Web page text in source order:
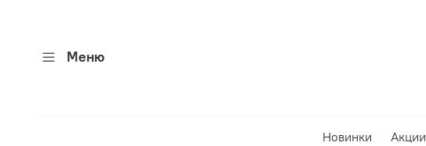
Меню
Новинки Акции